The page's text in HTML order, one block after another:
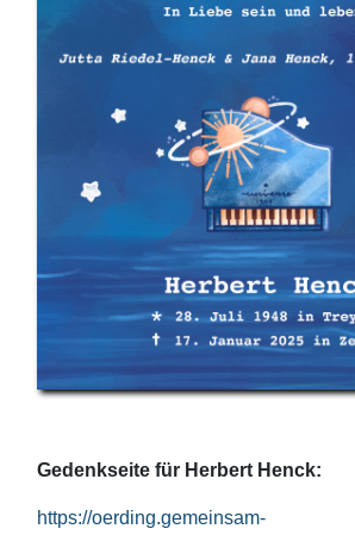
Gedenkseite für Herbert Henck:
https://oerding.gemeinsam-